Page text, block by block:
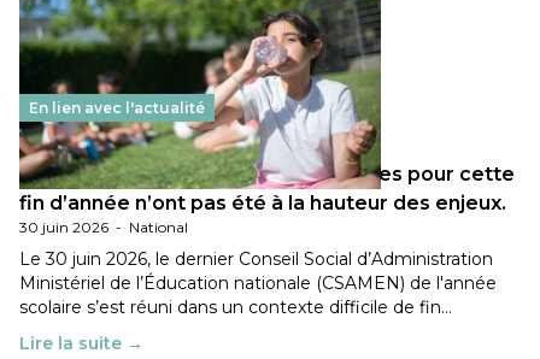
En lien avec l'actualité
Les décisions ministérielles attendues pour cette
fin d’année n’ont pas été à la hauteur des enjeux.
30 juin 2026 - National
Le 30 juin 2026, le dernier Conseil Social d’Administration
Ministériel de l’Éducation nationale (CSAMEN) de l'année
scolaire s’est réuni dans un contexte difficile de fin…
Lire la suite →